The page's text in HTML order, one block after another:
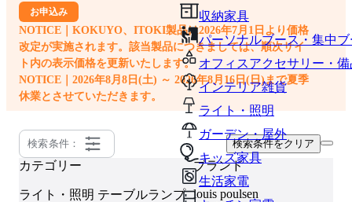
収納家具
パーソナルブース・集中
オフィスアクセサリー・備
インテリア雑貨
ライト・照明
ガーデン・屋外
キッズ家具
生活家電
お申込み
NOTICE｜KOKUYO、ITOKI製品は2026年7月1日より価格
改定が実施されます。該当製品につきましては、順次サイ
ト内の表示価格を更新いたします。
NOTICE｜2026年8月8日(土) ～ 2026年8月16日(日)まで夏季
休業とさせていただきます。
検索条件： 検索条件をクリア
カテゴリー
ライト・照明 テーブルランプ
ブランド
louis poulsen